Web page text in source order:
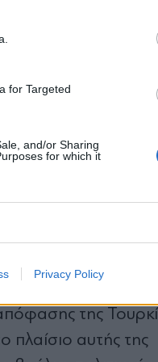
for Targeted
and/or Sharing
for which it
Privacy Policy
αλλά και
πλέον
λόγω των
του ναού σε
και
το
την
της
πλαίσιο αυτής της
χρήσης